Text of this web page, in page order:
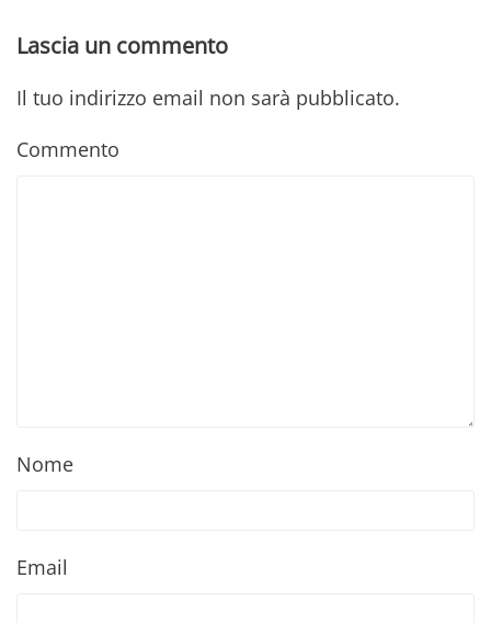
Lascia un commento
Il tuo indirizzo email non sarà pubblicato.
Commento
Nome
Email